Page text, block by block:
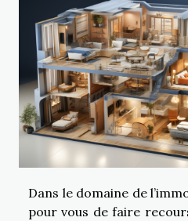
Dans le domaine de
pour vous de faire